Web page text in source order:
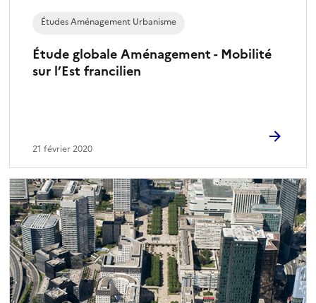
Étude globale Aménagement - Mobilité
sur l’Est francilien
Études Aménagement Urbanisme
21 février 2020